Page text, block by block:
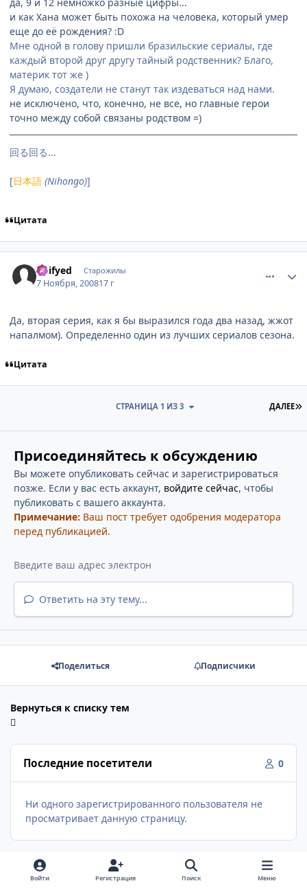
и как Хана может быть похожа на человека, который умер
еще до её рождения? :D
Мне одной в голову пришли бразильские сериалы, где
каждый второй друг другу тайный родственник? Благо,
материк тот же )
Я думаю, создатели не станут так издеваться над нами.
не исключено, что, конечно, не все, но главные герои
точно между собой связаны родством =)
回る回る...
[日本語 (Nihongo)]
Цитата
Deifyed Старожилы
7 Ноября, 200817 г
Да, вторая серия, как я бы выразился года два назад, жжот
напалмом). Определенно один из лучших сериалов сезона.
Цитата
ДАЛЕЕ
СТРАНИЦА 1 ИЗ 3
Присоединяйтесь к обсуждению
Вы можете опубликовать сейчас и зарегистрироваться
позже. Если у вас есть аккаунт, войдите сейчас, чтобы
публиковать с вашего аккаунта.
Примечание: Ваш пост требует одобрения модератора
перед публикацией.
Ответить на эту тему...
Поделиться Подписчики
Вернуться к списку тем
Последние посетители 0
Ни одного зарегистрированного пользователя не
просматривает данную страницу.
Войти Регистрация Поиск Меню